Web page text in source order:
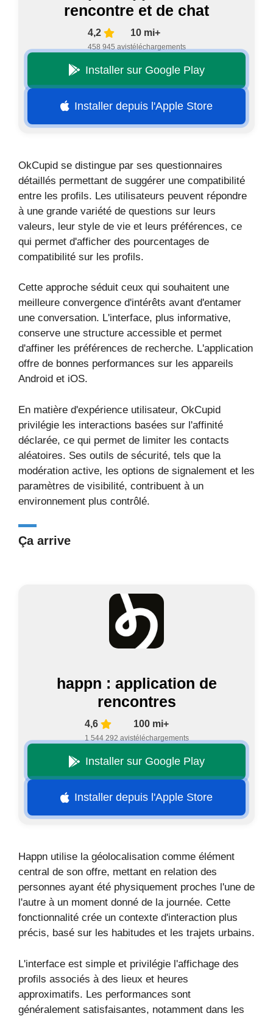
rencontre et de chat
4,2
458 945 avis
10 mi+
téléchargements
Installer sur Google Play
Installer depuis l'Apple Store
OkCupid se distingue par ses questionnaires
détaillés permettant de suggérer une compatibilité
entre les profils. Les utilisateurs peuvent répondre
à une grande variété de questions sur leurs
valeurs, leur style de vie et leurs préférences, ce
qui permet d'afficher des pourcentages de
compatibilité sur les profils.
Cette approche séduit ceux qui souhaitent une
meilleure convergence d'intérêts avant d'entamer
une conversation. L'interface, plus informative,
conserve une structure accessible et permet
d'affiner les préférences de recherche. L'application
offre de bonnes performances sur les appareils
Android et iOS.
En matière d'expérience utilisateur, OkCupid
privilégie les interactions basées sur l'affinité
déclarée, ce qui permet de limiter les contacts
aléatoires. Ses outils de sécurité, tels que la
modération active, les options de signalement et les
paramètres de visibilité, contribuent à un
environnement plus contrôlé.
Ça arrive
happn : application de
rencontres
4,6
1 544 292 avis
100 mi+
téléchargements
Installer sur Google Play
Installer depuis l'Apple Store
Happn utilise la géolocalisation comme élément
central de son offre, mettant en relation des
personnes ayant été physiquement proches l'une de
l'autre à un moment donné de la journée. Cette
fonctionnalité crée un contexte d'interaction plus
précis, basé sur les habitudes et les trajets urbains.
L'interface est simple et privilégie l'affichage des
profils associés à des lieux et heures
approximatifs. Les performances sont
généralement satisfaisantes, notamment dans les